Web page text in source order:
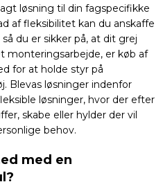
løsning til din fagspecifikke
af fleksibilitet kan du anskaffe
du er sikker på, at dit grej
monteringsarbejde, er køb af
for at holde styr på
Blevas løsninger indenfor
løsninger, hvor der efter
skabe eller hylder der vil
behov.
med en